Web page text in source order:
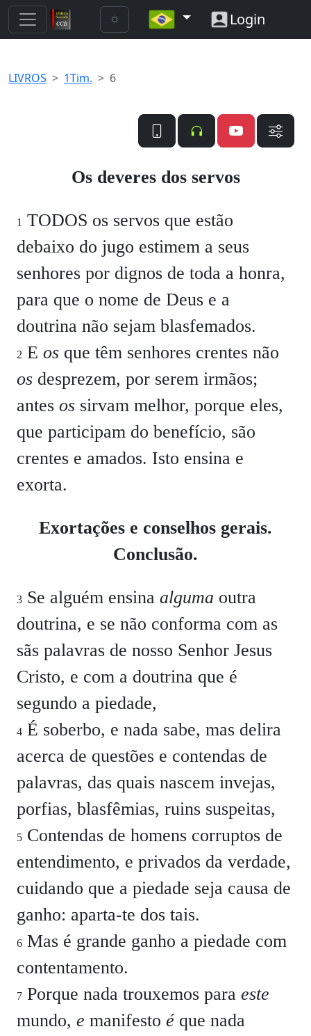
Login
LIVROS 1Tim. 6
Os deveres dos servos
1 TODOS os servos que estão
debaixo do jugo estimem a seus
senhores por dignos de toda a honra,
para que o nome de Deus e a
doutrina não sejam blasfemados.
2 E os que têm senhores crentes não
os desprezem, por serem irmãos;
antes os sirvam melhor, porque eles,
que participam do benefício, são
crentes e amados. Isto ensina e
exorta.
Exortações e conselhos gerais.
Conclusão.
3 Se alguém ensina alguma outra
doutrina, e se não conforma com as
sãs palavras de nosso Senhor Jesus
Cristo, e com a doutrina que é
segundo a piedade,
4 É soberbo, e nada sabe, mas delira
acerca de questões e contendas de
palavras, das quais nascem invejas,
porfias, blasfêmias, ruins suspeitas,
5 Contendas de homens corruptos de
entendimento, e privados da verdade,
cuidando que a piedade seja causa de
ganho: aparta-te dos tais.
6 Mas é grande ganho a piedade com
contentamento.
7 Porque nada trouxemos para este
mundo, e manifesto éque nada